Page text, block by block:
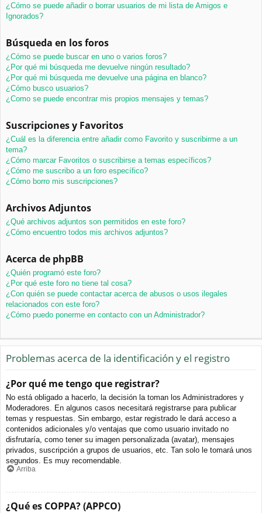
¿Cómo se puede añadir o borrar usuarios de mi lista de Amigos e
Ignorados?
Búsqueda en los foros
¿Cómo se puede buscar en uno o varios foros?
¿Por qué mi búsqueda me devuelve ningún resultado?
¿Por qué mi búsqueda me devuelve una página en blanco?
¿Cómo busco usuarios?
¿Como se puede encontrar mis propios mensajes y temas?
Suscripciones y Favoritos
¿Cuál es la diferencia entre añadir como Favorito y suscribirme a un
tema?
¿Cómo marcar Favoritos o suscribirse a temas específicos?
¿Cómo me suscribo a un foro específico?
¿Cómo borro mis suscripciones?
Archivos Adjuntos
¿Qué archivos adjuntos son permitidos en este foro?
¿Cómo encuentro todos mis archivos adjuntos?
Acerca de phpBB
¿Quién programó este foro?
¿Por qué este foro no tiene tal cosa?
¿Con quién se puede contactar acerca de abusos o usos ilegales
relacionados con este foro?
¿Cómo puedo ponerme en contacto con un Administrador?
Problemas acerca de la identificación y el registro
¿Por qué me tengo que registrar?
No está obligado a hacerlo, la decisión la toman los Administradores y
Moderadores. En algunos casos necesitará registrarse para publicar
temas y respuestas. Sin embargo, estar registrado le dará acceso a
contenidos adicionales y/o ventajas que como usuario invitado no
disfrutaría, como tener su imagen personalizada (avatar), mensajes
privados, suscripción a grupos de usuarios, etc. Tan solo le tomará unos
segundos. Es muy recomendable.
Arriba
¿Qué es COPPA? (APPCO)